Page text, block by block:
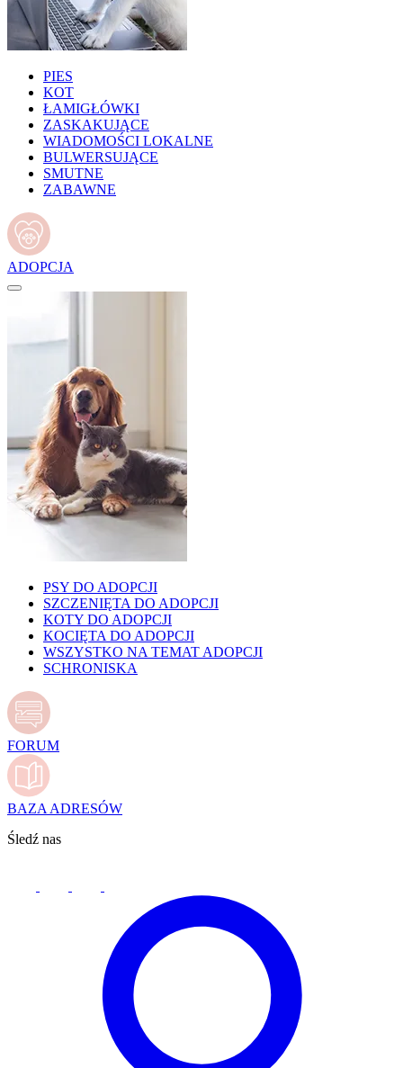
PIES
KOT
ŁAMIGŁÓWKI
ZASKAKUJĄCE
WIADOMOŚCI LOKALNE
BULWERSUJĄCE
SMUTNE
ZABAWNE
ADOPCJA
PSY DO ADOPCJI
SZCZENIĘTA DO ADOPCJI
KOTY DO ADOPCJI
KOCIĘTA DO ADOPCJI
WSZYSTKO NA TEMAT ADOPCJI
SCHRONISKA
FORUM
BAZA ADRESÓW
Śledź nas